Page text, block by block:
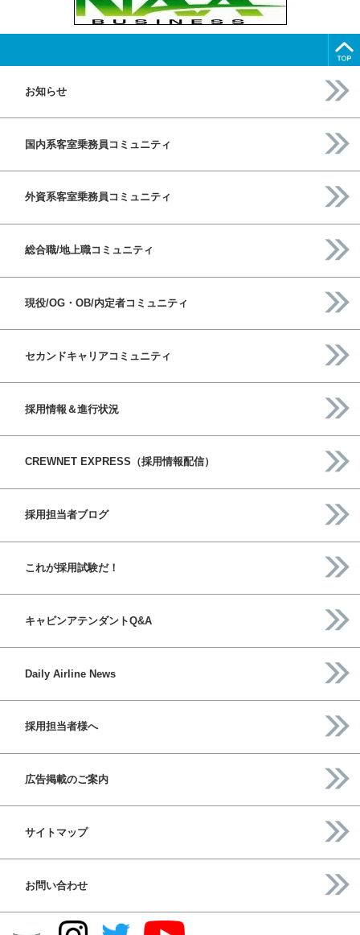
お知らせ
国内系客室乗務員コミュニティ
外資系客室乗務員コミュニティ
総合職/地上職コミュニティ
現役/OG・OB/内定者コミュニティ
セカンドキャリアコミュニティ
採用情報＆進行状況
CREWNET EXPRESS（採用情報配信）
採用担当者ブログ
これが採用試験だ！
キャビンアテンダントQ&A
Daily Airline News
採用担当者様へ
広告掲載のご案内
サイトマップ
お問い合わせ